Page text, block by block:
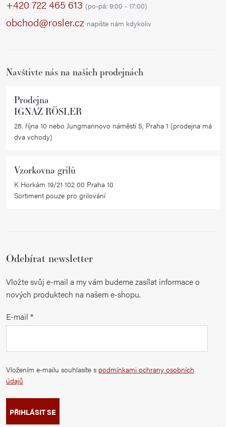
í
p
y
i
n
+420 722 465 613 (po-pá: 9:00 - 17:00)
obchod@rosler.cz napište nám kdykoliv
Navštivte nás na našich prodejnách
Prodejna
IGNAZ RÖSLER
28. října 10 nebo Jungmannovo náměstí 5, Praha 1 (prodejna má
dva vchody)
Vzorkovna grilů
K Horkám 19/21 102 00 Praha 10
Sortiment pouze pro grilování
Odebírat newsletter
Vložte svůj e-mail a my vám budeme zasílat informace o
nových produktech na našem e-shopu.
E-mail
Vložením e-mailu souhlasíte s podmínkami ochrany osobních
údajů
PŘIHLÁSIT SE